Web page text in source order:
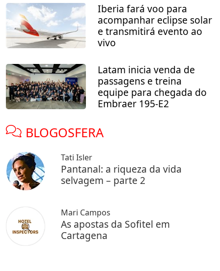
Iberia fará voo para
acompanhar eclipse solar
e transmitirá evento ao
vivo
Latam inicia venda de
passagens e treina
equipe para chegada do
Embraer 195-E2
BLOGOSFERA
Tati Isler
Pantanal: a riqueza da vida
selvagem – parte 2
Mari Campos
As apostas da Sofitel em
Cartagena